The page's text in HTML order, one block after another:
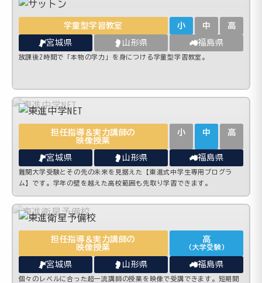
学童型学習教室 小 中 高
宮城県 山形県 福島県
放課後2時間で「本物の学力」を身につける学童型学習教室。
担任指導＆実力講師の
映像授業
小 中 高
宮城県 山形県 福島県
難関大学受験とその先の未来を見据えた【東進式中学生専用プログラ
ム】です。学年の壁を越えた高校範囲も先取り学習できます。
担任指導＆実力講師の
映像授業
高
(大学受験)
宮城県 山形県 福島県
個々のレベルに合った超一流講師の授業を映像で受講できます。短期間